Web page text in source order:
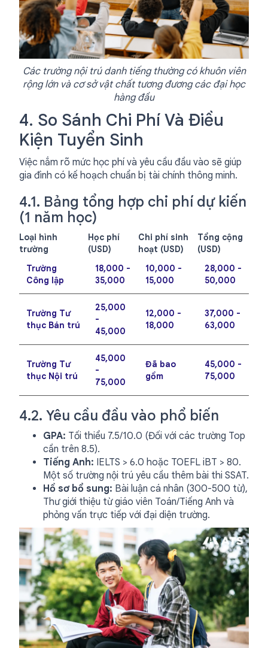
Các trường nội trú danh tiếng thường có khuôn viên
rộng lớn và cơ sở vật chất tương đương các đại học
hàng đầu
4. So Sánh Chi Phí Và Điều
Kiện Tuyển Sinh
Việc nắm rõ mức học phí và yêu cầu đầu vào sẽ giúp
gia đình có kế hoạch chuẩn bị tài chính thông minh.
4.1. Bảng tổng hợp chi phí dự kiến
(1 năm học)
Loại hình
trường
Học phí
(USD)
Chi phí sinh
hoạt (USD)
Tổng cộng
(USD)
Trường
Công lập
18,000 -
35,000
10,000 -
15,000
28,000 -
50,000
Trường Tư
thục Bán trú
25,000
-
45,000
12,000 -
18,000
37,000 -
63,000
Trường Tư
thục Nội trú
45,000
-
75,000
Đã bao
gồm
45,000 -
75,000
4.2. Yêu cầu đầu vào phổ biến
GPA: Tối thiểu 7.5/10.0 (Đối với các trường Top
cần trên 8.5).
Tiếng Anh: IELTS > 6.0 hoặc TOEFL iBT > 80.
Một số trường nội trú yêu cầu thêm bài thi SSAT.
Hồ sơ bổ sung: Bài luận cá nhân (300-500 từ),
Thư giới thiệu từ giáo viên Toán/Tiếng Anh và
phỏng vấn trực tiếp với đại diện trường.